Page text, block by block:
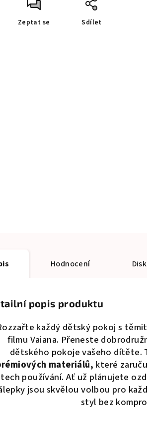
Zeptat se Sdílet
Hodnocení
popis produktu
každý dětský pokoj s
filmu Vaiana. Přeneste
dětského pokoje vašeho dítěte.
materiálů, které
používání. Ať už plánujete
jsou skvělou volbou pro
styl bez